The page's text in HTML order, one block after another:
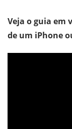
Veja o guia em
de um iPhone